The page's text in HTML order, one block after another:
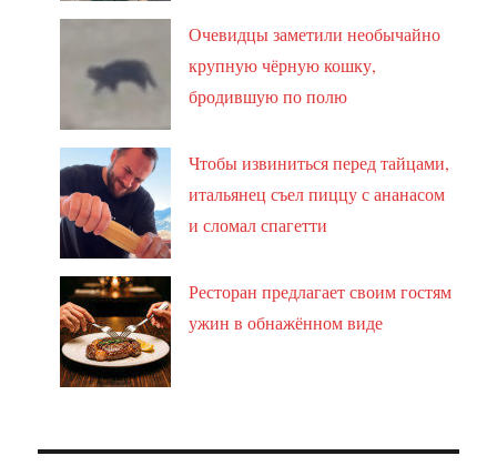
Очевидцы заметили необычайно
крупную чёрную кошку,
бродившую по полю
Чтобы извиниться перед тайцами,
итальянец съел пиццу с ананасом
и сломал спагетти
Ресторан предлагает своим гостям
ужин в обнажённом виде